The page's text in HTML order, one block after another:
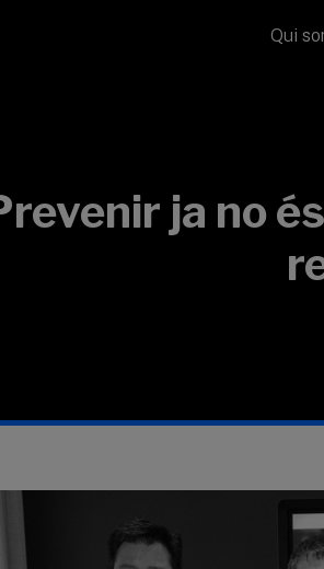
Qui
ja no